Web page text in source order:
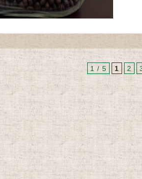
1 / 5 1 2